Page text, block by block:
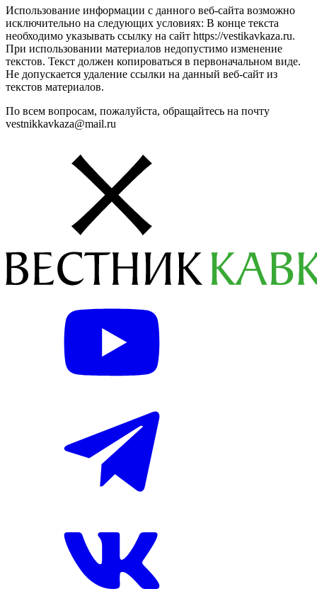
Использование информации с данного веб-сайта возможно
исключительно на следующих условиях: В конце текста
необходимо указывать ссылку на сайт https://vestikavkaza.ru.
При использовании материалов недопустимо изменение
текстов. Текст должен копироваться в первоначальном виде.
Не допускается удаление ссылки на данный веб-сайт из
текстов материалов.
По всем вопросам, пожалуйста, обращайтесь на почту
vestnikkavkaza@mail.ru